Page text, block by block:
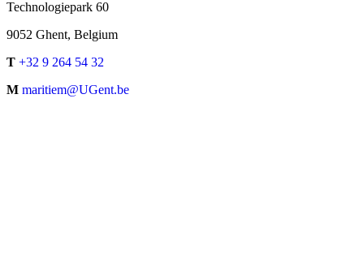
Technologiepark 60
9052 Ghent, Belgium
T +32 9 264 54 32
M maritiem@UGent.be